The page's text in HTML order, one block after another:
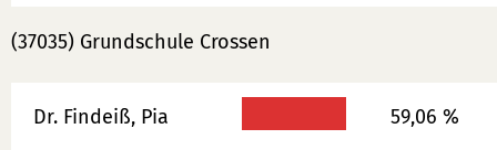
(37035) Grundschule Crossen
Dr. Findeiß, Pia 59,06 %